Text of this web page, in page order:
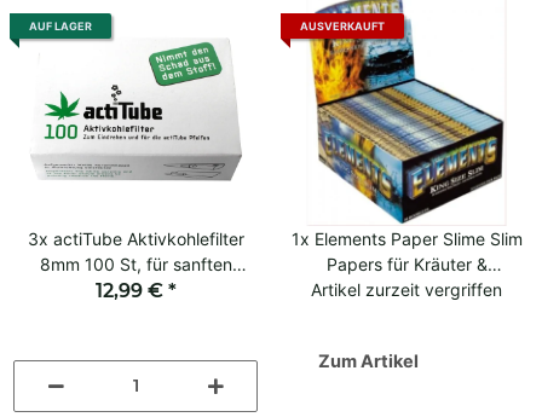
AUF LAGER
3x actiTube Aktivkohlefilter
8mm 100 St, für sanften
Kräuterrauch-Genuss
12,99 € *
AUSVERKAUFT
1x Elements Paper Slime Slim
Papers für Kräuter &
Blättchen
Artikel zurzeit vergriffen
Zum Artikel